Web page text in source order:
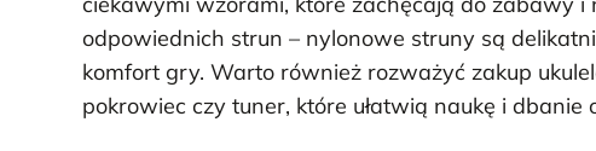
odpowiednich strun – nylonowe struny są
komfort gry. Warto również rozważyć zakup
pokrowiec czy tuner, które ułatwią naukę i dbanie